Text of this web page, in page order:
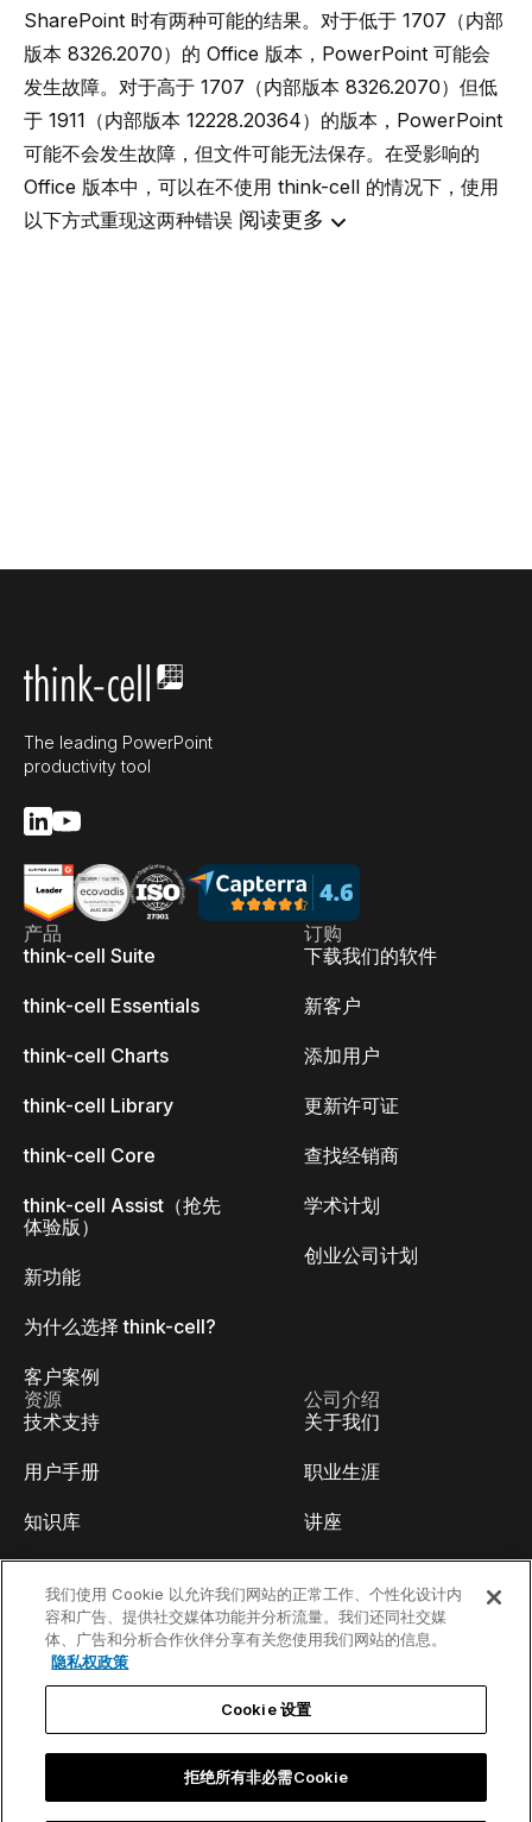
SharePoint 时有两种可能的结果。对于低于 1707（内部
版本 8326.2070）的 Office 版本，PowerPoint 可能会
发生故障。对于高于 1707（内部版本 8326.2070）但低
于 1911（内部版本 12228.20364）的版本，PowerPoint
可能不会发生故障，但文件可能无法保存。在受影响的
Office 版本中，可以在不使用 think-cell 的情况下，使用
以下方式重现这两种错误 阅读更多
The leading PowerPoint
productivity tool
产品
think-cell Suite
think-cell Essentials
think-cell Charts
think-cell Library
think-cell Core
think-cell Assist（抢先
体验版）
新功能
为什么选择 think-cell?
客户案例
订购
下载我们的软件
新客户
添加用户
更新许可证
查找经销商
学术计划
创业公司计划
资源
技术支持
用户手册
知识库
视频教程
内容中心
公司介绍
关于我们
职业生涯
讲座
开发人员博客
我们使用 Cookie 以允许我们网站的正常工作、个性化设计内
容和广告、提供社交媒体功能并分析流量。我们还同社交媒
体、广告和分析合作伙伴分享有关您使用我们网站的信息。
隐私权政策
Cookie 设置
拒绝所有非必需Cookie